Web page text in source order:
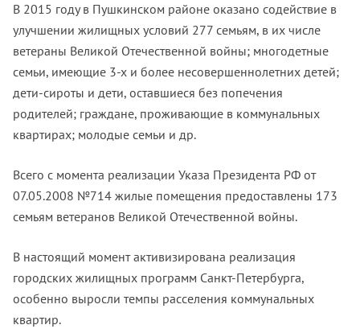
В 2015 году в Пушкинском районе оказано содействие в
улучшении жилищных условий 277 семьям, в их числе
ветераны Великой Отечественной войны; многодетные
семьи, имеющие 3-х и более несовершеннолетних детей;
дети-сироты и дети, оставшиеся без попечения
родителей; граждане, проживающие в коммунальных
квартирах; молодые семьи и др.
Всего с момента реализации Указа Президента РФ от
07.05.2008 №714 жилые помещения предоставлены 173
семьям ветеранов Великой Отечественной войны.
В настоящий момент активизирована реализация
городских жилищных программ Санкт-Петербурга,
особенно выросли темпы расселения коммунальных
квартир.